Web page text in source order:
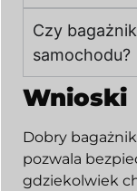
Czy
samochodu?
Wnioski
Dobry
pozwala
gdziekolwiek